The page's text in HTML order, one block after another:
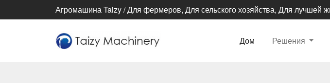
Агромашина Taizy / Для фермеров, Для сельского хозяйства, Для лучшей
Дом Решения